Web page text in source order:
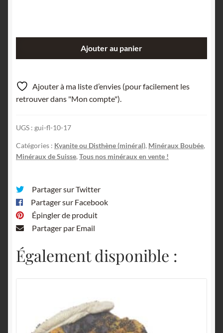
gemme
sur
Paragonite,
Campione,
Tessin,
Suisse.
Ajouter au panier
Ajouter à ma liste d’envies (pour facilement les
retrouver dans "Mon compte").
UGS : gui-fl-10-17
Catégories : Kyanite ou Disthène (minéral), Minéraux Boubée,
Minéraux de Suisse, Tous nos minéraux en vente !
Partager sur Twitter
Partager sur Facebook
Épingler de produit
Partager par Email
Également disponible :